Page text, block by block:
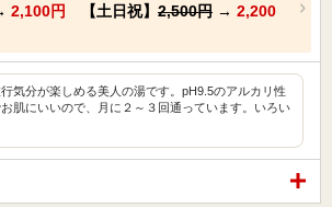
2,100円 【土日祝】 2,500円 → 2,200
気分が楽しめる美人の湯です。pH9.5のアルカリ性
肌にいいので、月に２～３回通っています。いろい